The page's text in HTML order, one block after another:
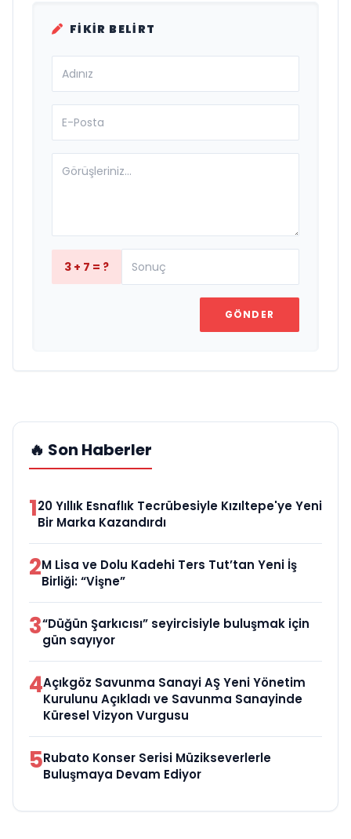
FIKIR BELIRT
3 + 7 = ?
GÖNDER
🔥 Son Haberler
120 Yıllık Esnaflık Tecrübesiyle Kızıltepe'ye Yeni
Bir Marka Kazandırdı
2M Lisa ve Dolu Kadehi Ters Tut’tan Yeni İş
Birliği: “Vişne”
3“Düğün Şarkıcısı” seyircisiyle buluşmak için
gün sayıyor
4Açıkgöz Savunma Sanayi AŞ Yeni Yönetim
Kurulunu Açıkladı ve Savunma Sanayinde
Küresel Vizyon Vurgusu
5Rubato Konser Serisi Müzikseverlerle
Buluşmaya Devam Ediyor